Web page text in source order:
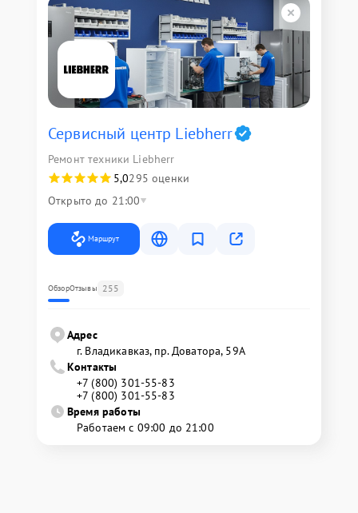
Сервисный центр Liebherr
Ремонт техники Liebherr
5,0295 оценки
Открыто до 21:00
Маршрут
ОбзорОтзывы 255
Адрес
г. Владикавказ, пр. Доватора, 59А
Контакты
+7 (800) 301-55-83
+7 (800) 301-55-83
Время работы
Работаем с 09:00 до 21:00